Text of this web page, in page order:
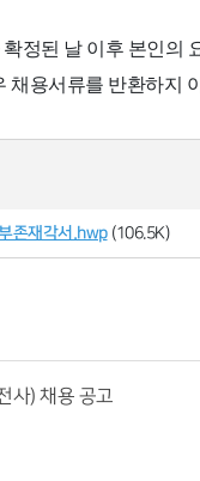
정된 날 이후 본인의
채용서류를 반환하지
존재각서.hwp(106.5K)
사) 채용 공고